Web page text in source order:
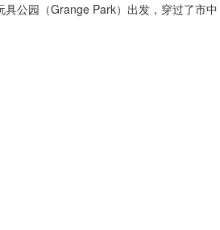
公园（Grange Park）出发，穿过了市中